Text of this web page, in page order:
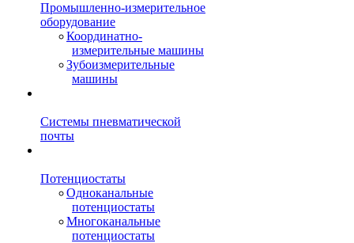
Промышленно-измерительное
оборудование
Координатно-
измерительные машины
Зубоизмерительные
машины
Системы пневматической
почты
Потенциостаты
Одноканальные
потенциостаты
Многоканальные
потенциостаты